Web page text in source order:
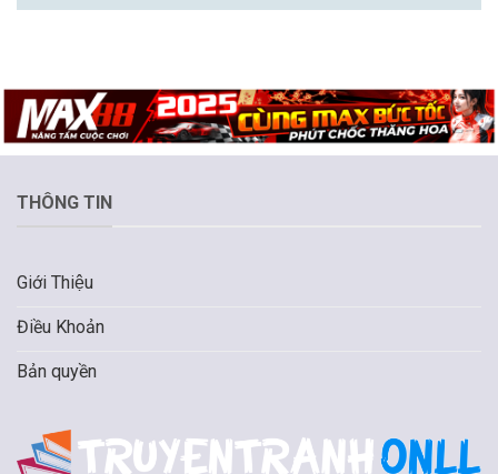
THÔNG TIN
Giới Thiệu
Điều Khoản
Bản quyền